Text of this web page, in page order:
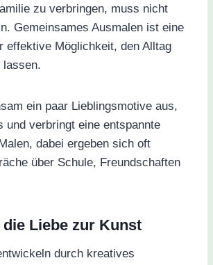
zu verbringen, muss nicht
Gemeinsames Ausmalen ist eine
effektive Möglichkeit, den Alltag
lassen.
ein paar Lieblingsmotive aus,
und verbringt eine entspannte
dabei ergeben sich oft
über Schule, Freundschaften
Liebe zur Kunst
durch kreatives